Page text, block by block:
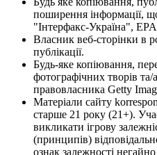
поширення інформації,
"Інтерфакс-Україна",
Власник веб-сторінки в
публікації.
Будь-яке копіювання,
фотографічних творів та/
правовласника Getty
Матеріали сайту
старше 21 року (21+).
викликати ігрову
(принципів)
ознак залежності негайно